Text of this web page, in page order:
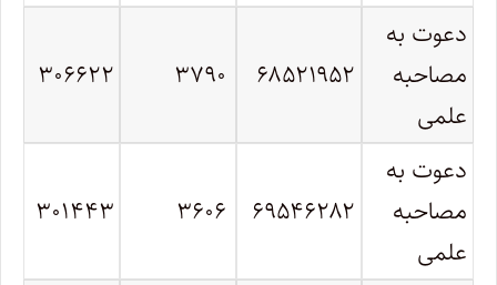
دعوت به
مصاحبه
علمی
۶۸۵۲۱۹۵۲ ۳۷۹۰ ۳۰۶۶۲۲
دعوت به
مصاحبه
علمی
۶۹۵۴۶۲۸۲ ۳۶۰۶ ۳۰۱۴۴۳